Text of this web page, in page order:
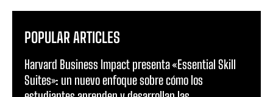
POPULAR ARTICLES
Harvard Business Impact presenta «Essential Skill
Suites»: un nuevo enfoque sobre cómo los